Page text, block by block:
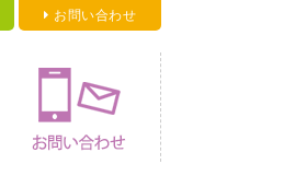
お問い合わせ
ュース＆イベント お問い合わせ